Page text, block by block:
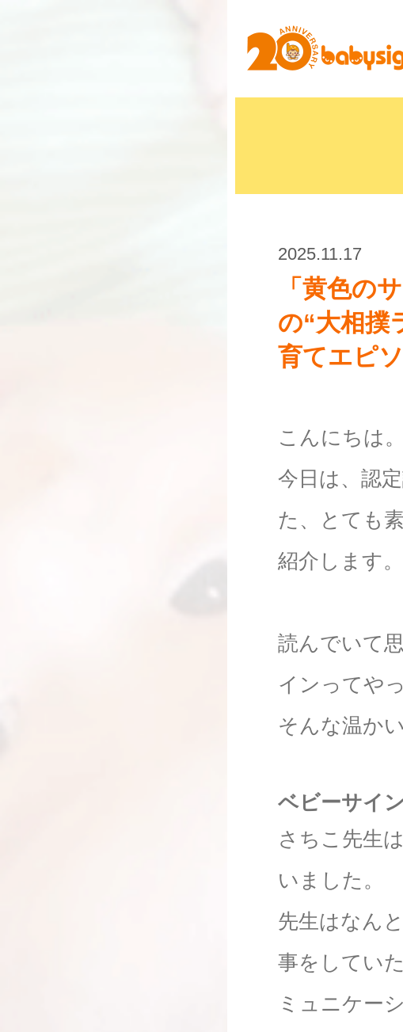
2025.11.17
「黄色の
の“大相撲
育てエピ
こんにちは
今日は、認
た、とても
紹介します。
読んでいて
インってや
そんな温か
ベビーサイ
さちこ先生
いました。
先生はなん
事をしてい
ミュニケー